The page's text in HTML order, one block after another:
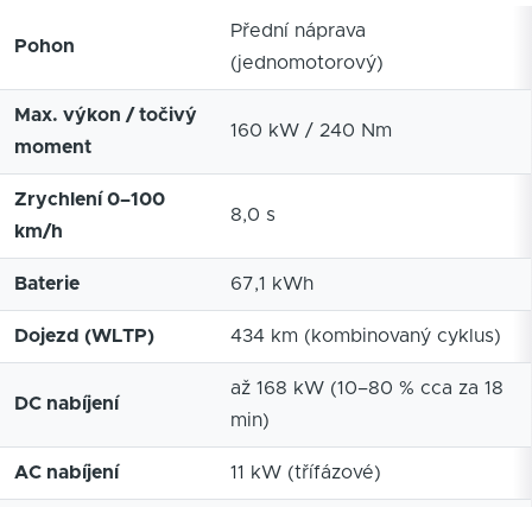
Pohon
Přední náprava
(jednomotorový)
Max. výkon / točivý
moment
160 kW / 240 Nm
Zrychlení 0–100
km/h
8,0 s
Baterie 67,1 kWh
Dojezd (WLTP) 434 km (kombinovaný cyklus)
DC nabíjení
až 168 kW (10–80 % cca za 18
min)
AC nabíjení 11 kW (třífázové)